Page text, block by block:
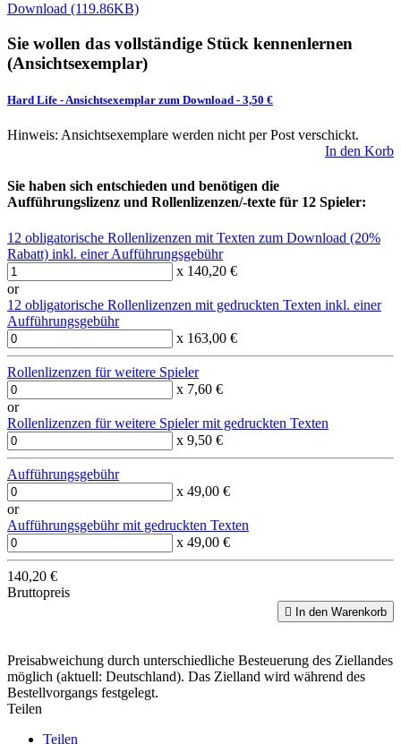
Download (119.86KB)
Sie wollen das vollständige Stück kennenlernen
(Ansichtsexemplar)
Hard Life - Ansichtsexemplar zum Download - 3,50 €
Hinweis: Ansichtsexemplare werden nicht per Post verschickt.
In den Korb
Sie haben sich entschieden und benötigen die
Aufführungslizenz und Rollenlizenzen/-texte für 12 Spieler:
12 obligatorische Rollenlizenzen mit Texten zum Download (20%
Rabatt) inkl. einer Aufführungsgebühr
x 140,20 €
or
12 obligatorische Rollenlizenzen mit gedruckten Texten inkl. einer
Aufführungsgebühr
x 163,00 €
Rollenlizenzen für weitere Spieler
x 7,60 €
or
Rollenlizenzen für weitere Spieler mit gedruckten Texten
x 9,50 €
Aufführungsgebühr
x 49,00 €
or
Aufführungsgebühr mit gedruckten Texten
x 49,00 €
140,20 €
Bruttopreis
 In den Warenkorb
Preisabweichung durch unterschiedliche Besteuerung des Ziellandes
möglich (aktuell: Deutschland). Das Zielland wird während des
Bestellvorgangs festgelegt.
Teilen
Teilen